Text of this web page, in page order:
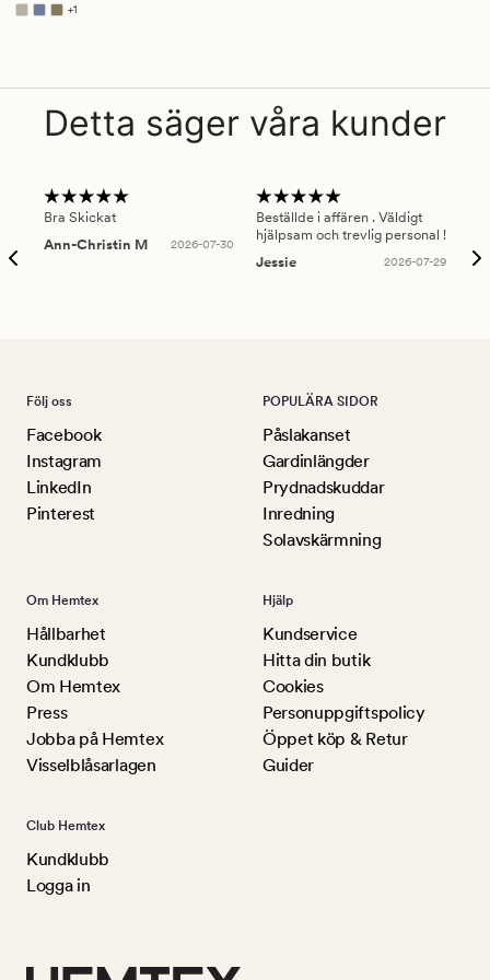
+1
Finns i fler färger
Detta säger våra kunder
Bra Skickat
Ann-Christin M
2026-07-30
Beställde i affären . Väldigt
hjälpsam och trevlig personal !
Jessie
2026-07-29
Följ oss
Facebook
Instagram
LinkedIn
Pinterest
POPULÄRA SIDOR
Påslakanset
Gardinlängder
Prydnadskuddar
Inredning
Solavskärmning
Om Hemtex
Hållbarhet
Kundklubb
Om Hemtex
Press
Jobba på Hemtex
Visselblåsarlagen
Hjälp
Kundservice
Hitta din butik
Cookies
Personuppgiftspolicy
Öppet köp & Retur
Guider
Club Hemtex
Kundklubb
Logga in